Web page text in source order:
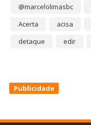
@marcelolimasbc
Acerta
acisa
detaque
edir
Publicidade